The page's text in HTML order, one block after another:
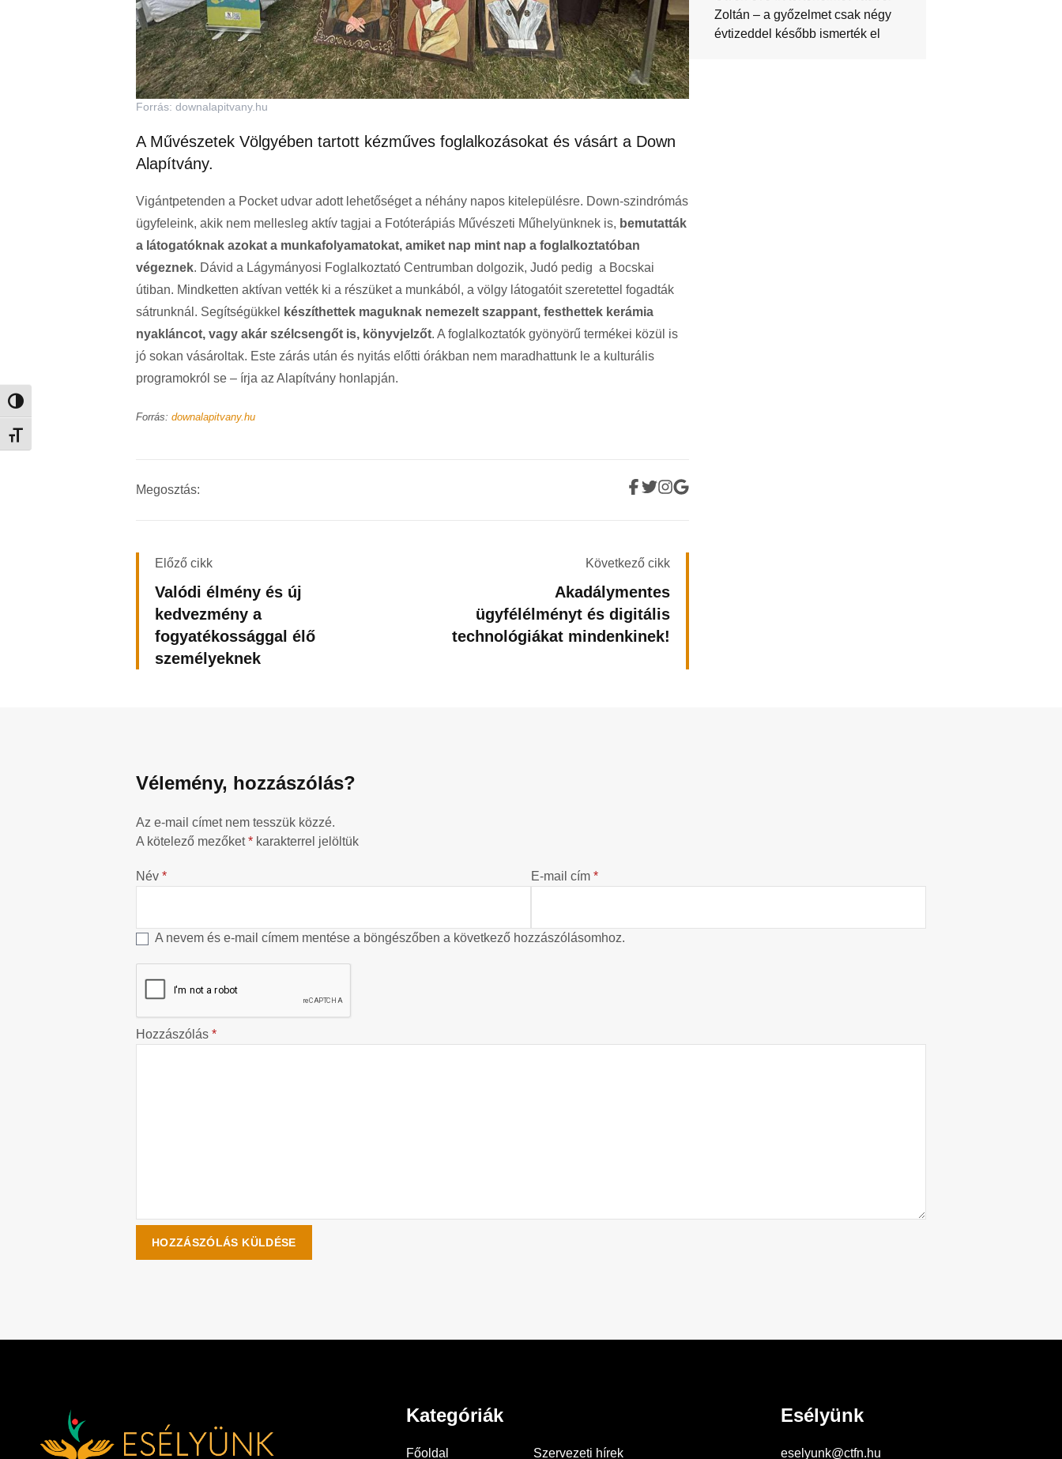
Nagy kontraszt váltása
Betűméret váltása
Forrás: downalapitvany.hu
A Művészetek Völgyében tartott kézműves foglalkozásokat és vásárt a Down
Alapítvány.
Vigántpetenden a Pocket udvar adott lehetőséget a néhány napos kitelepülésre. Down-szindrómás
ügyfeleink, akik nem mellesleg aktív tagjai a Fotóterápiás Művészeti Műhelyünknek is, bemutatták
a látogatóknak azokat a munkafolyamatokat, amiket nap mint nap a foglalkoztatóban
végeznek. Dávid a Lágymányosi Foglalkoztató Centrumban dolgozik, Judó pedig a Bocskai
útiban. Mindketten aktívan vették ki a részüket a munkából, a völgy látogatóit szeretettel fogadták
sátrunknál. Segítségükkel
készíthettek maguknak nemezelt szappant, festhettek kerámia
nyakláncot, vagy akár szélcsengőt is, könyvjelzőt. A foglalkoztatók gyönyörű termékei közül is
jó sokan vásároltak. Este zárás után és nyitás előtti órákban nem maradhattunk le a kulturális
programokról se – írja az Alapítvány honlapján.
Forrás: downalapitvany.hu
Megosztás:
Előző cikk
Valódi élmény és új
kedvezmény a
fogyatékossággal élő
személyeknek
Következő cikk
Akadálymentes
ügyfélélményt és digitális
technológiákat mindenkinek!
Zoltán – a győzelmet csak négy
évtizeddel később ismerték el
Vélemény, hozzászólás?
Az e-mail címet nem tesszük közzé.
A kötelező mezőket* karakterrel jelöltük
Név * E-mail cím *
A nevem és e-mail címem mentése a böngészőben a következő hozzászólásomhoz.
Hozzászólás *
Kategóriák
Főoldal Szervezeti hírek
Esélyünk
eselyunk@ctfn.hu